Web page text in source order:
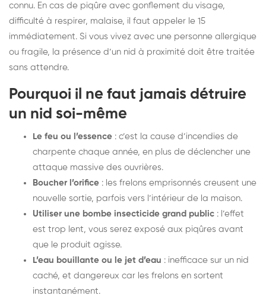
connu. En cas de piqûre avec gonflement du visage,
difficulté à respirer, malaise, il faut appeler le 15
immédiatement. Si vous vivez avec une personne allergique
ou fragile, la présence d’un nid à proximité doit être traitée
sans attendre.
Pourquoi il ne faut jamais détruire
un nid soi-même
Le feu ou l’essence : c’est la cause d’incendies de
charpente chaque année, en plus de déclencher une
attaque massive des ouvrières.
Boucher l’orifice : les frelons emprisonnés creusent une
nouvelle sortie, parfois vers l’intérieur de la maison.
Utiliser une bombe insecticide grand public : l’effet
est trop lent, vous serez exposé aux piqûres avant
que le produit agisse.
L’eau bouillante ou le jet d’eau : inefficace sur un nid
caché, et dangereux car les frelons en sortent
instantanément.